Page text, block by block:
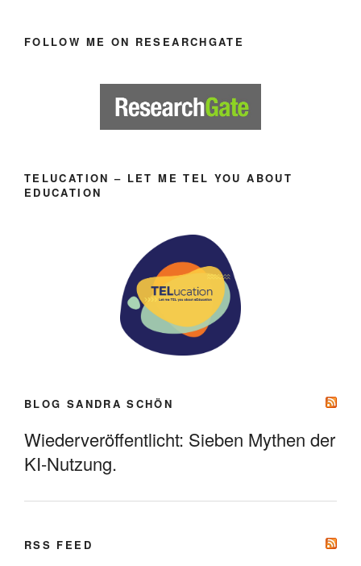
FOLLOW ME ON RESEARCHGATE
TELUCATION – LET ME TEL YOU ABOUT
EDUCATION
BLOG SANDRA SCHÖN
Wiederveröffentlicht: Sieben Mythen der
KI-Nutzung.
RSS FEED